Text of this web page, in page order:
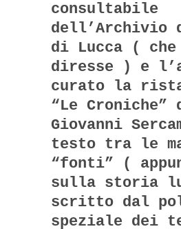
consultabile
dell’Archivio
di Lucca (
diresse ) e
curato la
“Le Croniche”
Giovanni
testo tra le
“fonti” (
sulla storia
scritto dal
speziale dei